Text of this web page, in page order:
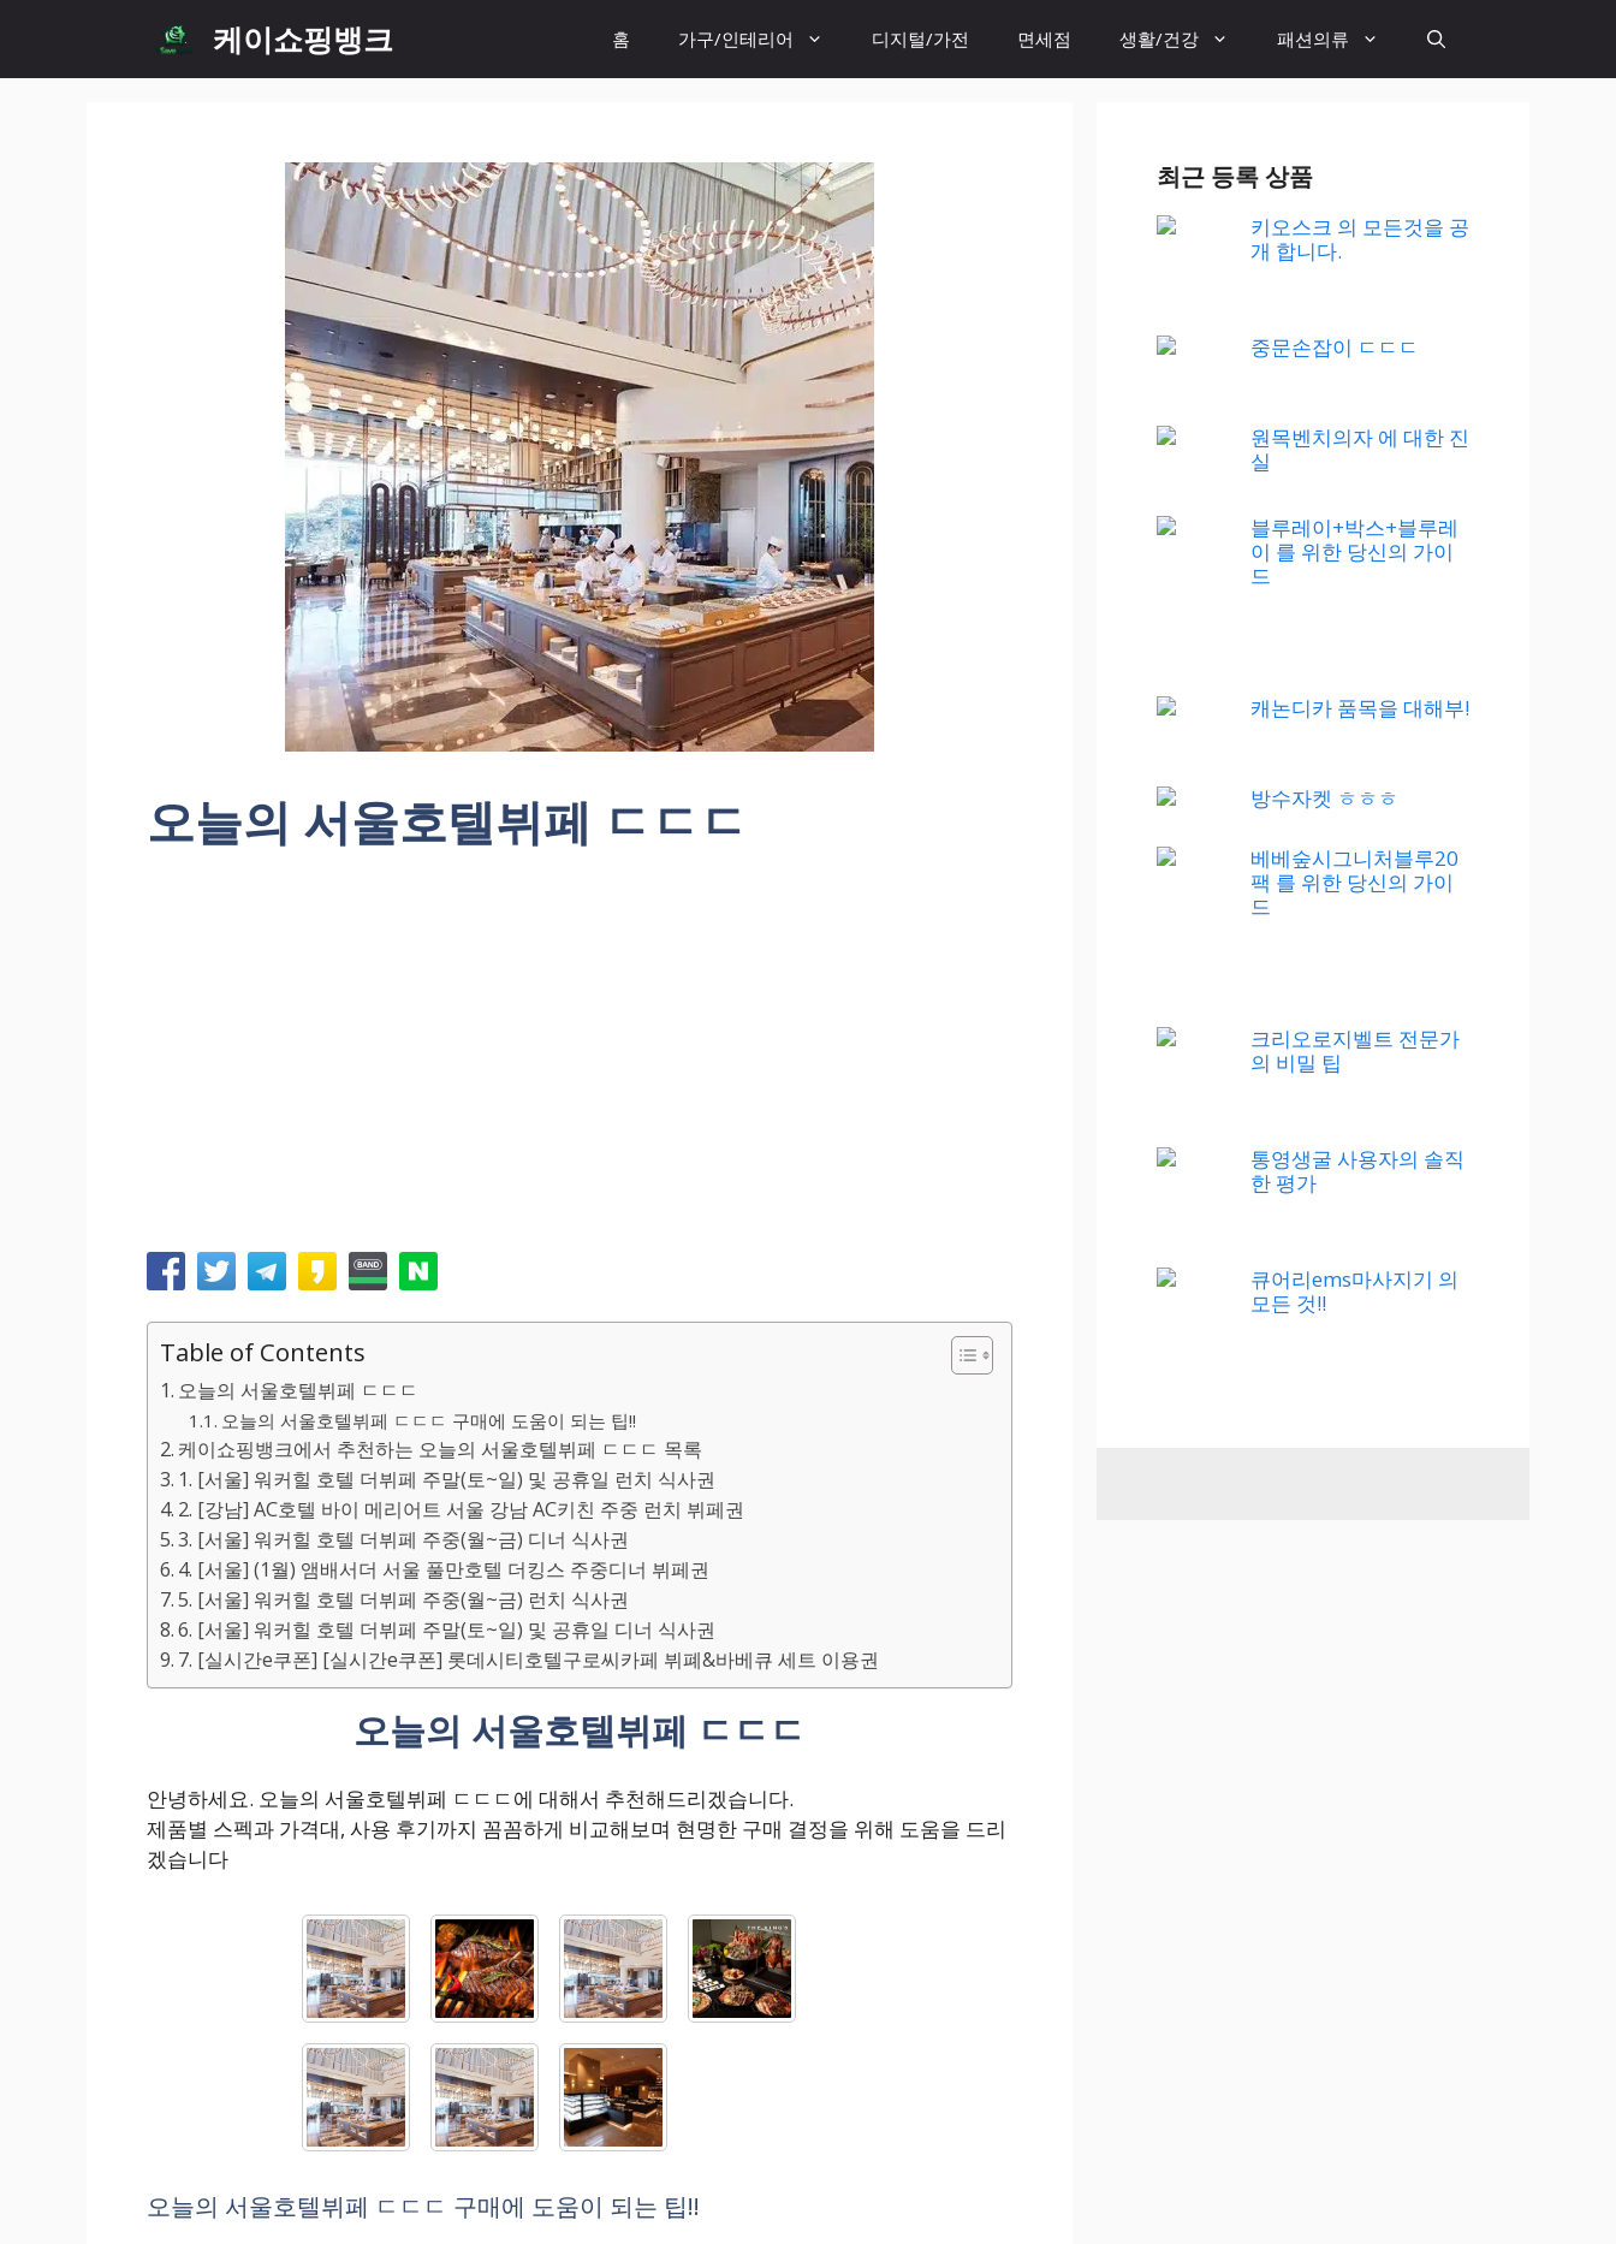
content
케이쇼핑뱅크 홈 가구/인테리어 디지털/가전 면세점 생활/건강 패션의류
오늘의 서울호텔뷔페 ㄷㄷㄷ
Table of Contents
오늘의 서울호텔뷔페 ㄷㄷㄷ
오늘의 서울호텔뷔페 ㄷㄷㄷ 구매에 도움이 되는 팁!!
케이쇼핑뱅크에서 추천하는 오늘의 서울호텔뷔페 ㄷㄷㄷ 목록
1. [서울] 워커힐 호텔 더뷔페 주말(토~일) 및 공휴일 런치 식사권
2. [강남] AC호텔 바이 메리어트 서울 강남 AC키친 주중 런치 뷔페권
3. [서울] 워커힐 호텔 더뷔페 주중(월~금) 디너 식사권
4. [서울] (1월) 앰배서더 서울 풀만호텔 더킹스 주중디너 뷔페권
5. [서울] 워커힐 호텔 더뷔페 주중(월~금) 런치 식사권
6. [서울] 워커힐 호텔 더뷔페 주말(토~일) 및 공휴일 디너 식사권
7. [실시간e쿠폰] [실시간e쿠폰] 롯데시티호텔구로씨카페 뷔폐&바베큐 세트 이용권
오늘의 서울호텔뷔페 ㄷㄷㄷ
안녕하세요. 오늘의 서울호텔뷔페 ㄷㄷㄷ에 대해서 추천해드리겠습니다.
제품별 스펙과 가격대, 사용 후기까지 꼼꼼하게 비교해보며 현명한 구매 결정을 위해 도움을 드리
겠습니다
오늘의 서울호텔뷔페 ㄷㄷㄷ 구매에 도움이 되는 팁!!
최근 등록 상품
키오스크 의 모든것을 공
개 합니다.
중문손잡이 ㄷㄷㄷ
원목벤치의자 에 대한 진
실
블루레이+박스+블루레
이 를 위한 당신의 가이
드
캐논디카 품목을 대해부!
방수자켓 ㅎㅎㅎ
베베숲시그니처블루20
팩 를 위한 당신의 가이
드
크리오로지벨트 전문가
의 비밀 팁
통영생굴 사용자의 솔직
한 평가
큐어리ems마사지기 의
모든 것!!